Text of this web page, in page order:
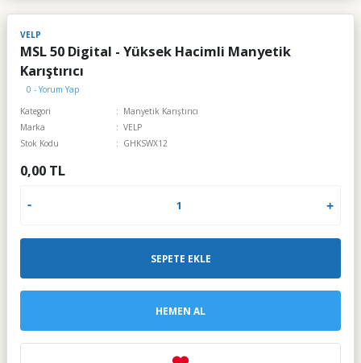
VELP
MSL 50 Digital - Yüksek Hacimli Manyetik
Karıştırıcı
0 - Yorum Yap
Kategori
Manyetik Karıştırıcı
Marka
VELP
Stok Kodu
GHKSWX12
0,00 TL
SEPETE EKLE
HEMEN AL